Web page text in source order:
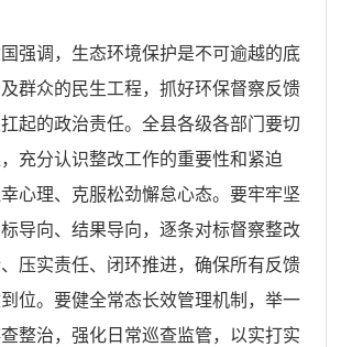
强调，生态环境保护是不可逾越的底
群众的民生工程，抓好环保督察反馈
起的政治责任。全县各级各部门要切
充分认识整改工作的重要性和紧迫
心理、克服松劲懈怠心态。要牢牢坚
导向、结果导向，逐条对标督察整改
压实责任、闭环推进，确保所有反馈
位。要健全常态长效管理机制，举一
整治，强化日常巡查监管，以实打实